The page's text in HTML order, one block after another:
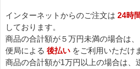
インターネットからのご注文は 24時
しております。
商品の合計額が５万円未満の場合は
便局による 後払い をご利用いただけ
商品の合計額が1万円以上の場合は、